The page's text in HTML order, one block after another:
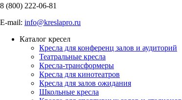
8 (800) 222-06-81
E-mail: info@kreslapro.ru
Каталог кресел
Кресла для конференц залов и аудиторий
Театральные кресла
Кресла-трансформеры
Кресла для кинотеатров
Кресла для залов ожидания
Школьные кресла